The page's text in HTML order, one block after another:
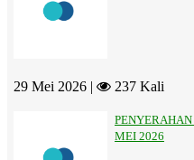
29 Mei 2026 | 237 Kali
MEI 2026